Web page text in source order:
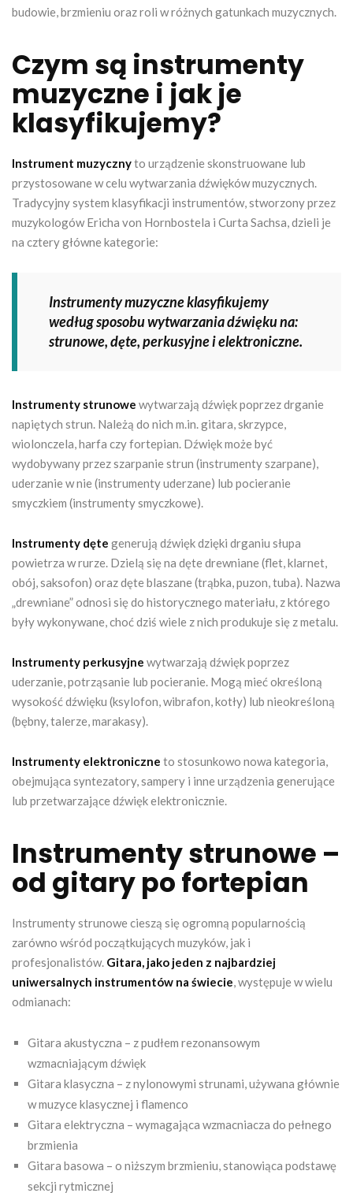
budowie, brzmieniu oraz roli w różnych gatunkach muzycznych.
Czym są instrumenty
muzyczne i jak je
klasyfikujemy?
Instrument muzycznyto urządzenie skonstruowane lub
przystosowane w celu wytwarzania dźwięków muzycznych.
Tradycyjny system klasyfikacji instrumentów, stworzony przez
muzykologów Ericha von Hornbostela i Curta Sachsa, dzieli je
na cztery główne kategorie:
Instrumenty muzyczne klasyfikujemy
według sposobu wytwarzania dźwięku na:
strunowe, dęte, perkusyjne i elektroniczne.
Instrumenty strunowe wytwarzają dźwięk poprzez drganie
napiętych strun. Należą do nich m.in. gitara, skrzypce,
wiolonczela, harfa czy fortepian. Dźwięk może być
wydobywany przez szarpanie strun (instrumenty szarpane),
uderzanie w nie (instrumenty uderzane) lub pocieranie
smyczkiem (instrumenty smyczkowe).
Instrumenty dęte generują dźwięk dzięki drganiu słupa
powietrza w rurze. Dzielą się na dęte drewniane (flet, klarnet,
obój, saksofon) oraz dęte blaszane (trąbka, puzon, tuba). Nazwa
„drewniane” odnosi się do historycznego materiału, z którego
były wykonywane, choć dziś wiele z nich produkuje się z metalu.
Instrumenty perkusyjne wytwarzają dźwięk poprzez
uderzanie, potrząsanie lub pocieranie. Mogą mieć określoną
wysokość dźwięku (ksylofon, wibrafon, kotły) lub nieokreśloną
(bębny, talerze, marakasy).
Instrumenty elektroniczne to stosunkowo nowa kategoria,
obejmująca syntezatory, sampery i inne urządzenia generujące
lub przetwarzające dźwięk elektronicznie.
Instrumenty strunowe –
od gitary po fortepian
Instrumenty strunowe cieszą się ogromną popularnością
zarówno wśród początkujących muzyków, jak i
profesjonalistów. Gitara, jako jeden z najbardziej
uniwersalnych instrumentów na świecie , występuje w wielu
odmianach:
Gitara akustyczna – z pudłem rezonansowym
wzmacniającym dźwięk
Gitara klasyczna – z nylonowymi strunami, używana głównie
w muzyce klasycznej i flamenco
Gitara elektryczna – wymagająca wzmacniacza do pełnego
brzmienia
Gitara basowa – o niższym brzmieniu, stanowiąca podstawę
sekcji rytmicznej